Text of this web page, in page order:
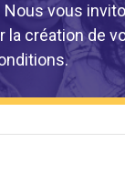
vous
la création de